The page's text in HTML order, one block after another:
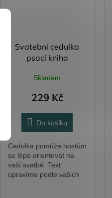
Svatební cedulka
psací kniha
Skladem
229 Kč
Do košíku
Cedulka pomůže hostům
se lépe orientovat na
vaší svatbě. Text
upravíme podle vašich